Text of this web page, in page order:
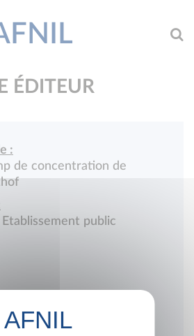
ÉDITEUR
:
de concentration de
public